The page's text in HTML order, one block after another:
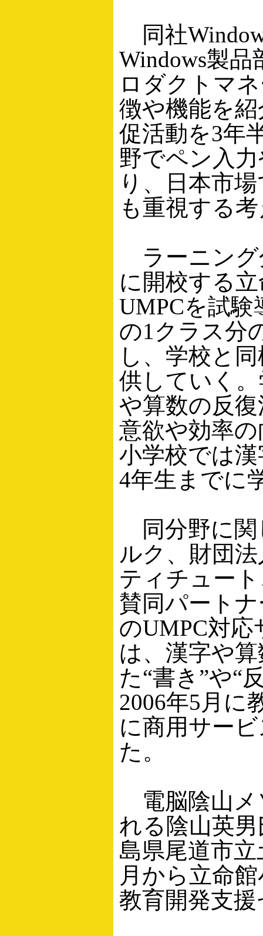
同社
Windows製
ロダクトマ
徴や機能を
促活動を3年
野でペン入
り、日本市
も重視する
ラーニング
に開校する
UMPCを試
の1クラス分
し、学校と
供していく
や算数の反
意欲や効率
小学校では
4年生までに
同分野に関
ルク、財団
ティチュー
賛同パート
のUMPC対
は、漢字や
た“書き”や“
2006年5月に
に商用サー
た。
電脳陰山メ
れる陰山英
島県尾道市
月から立命
教育開発支